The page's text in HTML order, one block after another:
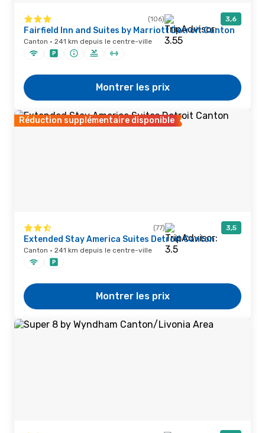
(106) 3,6
Fairfield Inn and Suites by Marriott Detroit Canton
Canton · 241 km depuis le centre-ville
Montrer les prix
Réduction supplémentaire disponible
(77) 3,5
Extended Stay America Suites Detroit Canton
Canton · 241 km depuis le centre-ville
Montrer les prix